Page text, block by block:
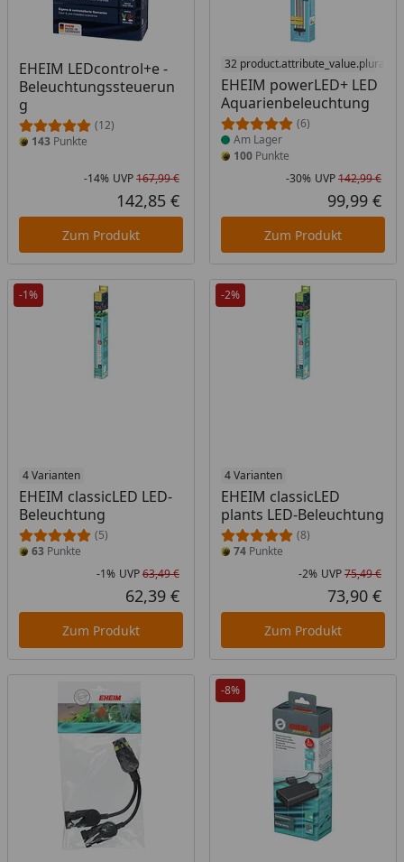
EHEIM LEDcontrol+e -
Beleuchtungssteuerun
g
(12)
143 Punkte
Rabatt in Prozent
-14%
Ursprünglicher Preis
UVP167,99 €
Aktueller Preis
142,85 €
Zum Produkt
32
EHEIM powerLED+ LED
Aquarienbeleuchtung
(6)
Produkt am Lager
Am Lager
100Punkte
-30% UVP142,99 €
99,99 €
Zum Produkt
-1%
4 Varianten
EHEIM classicLED LED-
Beleuchtung
(5)
63 Punkte
Rabatt in Prozent
-1%
Ursprünglicher Preis
UVP63,49 €
Aktueller Preis
62,39 €
Zum Produkt
-2%
4 Varianten
EHEIM classicLED
plants LED-Beleuchtung
(8)
74Punkte
-2% UVP75,49 €
73,90 €
Zum Produkt
-8%